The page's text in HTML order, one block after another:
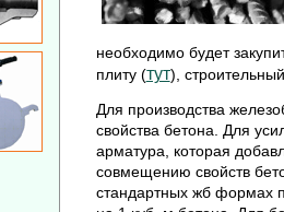
необходимо будет
плиту (тут),
Для производства
свойства бетона. Для
арматура, которая
совмещению свойств
стандартных жб формах